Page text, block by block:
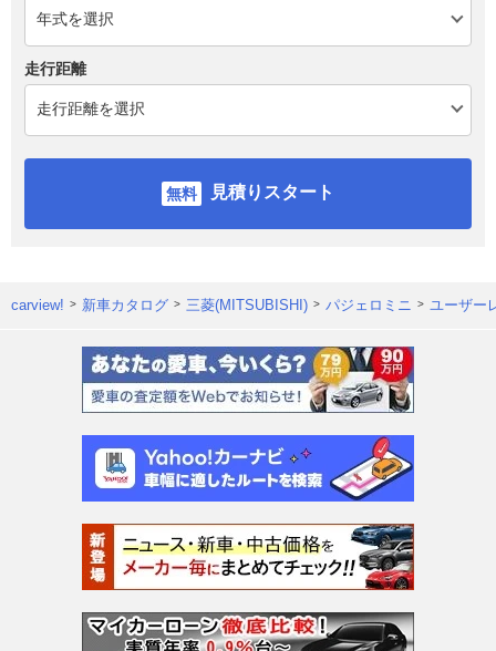
走行距離
見積りスタート
carview! 新車カタログ 三菱(MITSUBISHI) パジェロミニ ユーザー